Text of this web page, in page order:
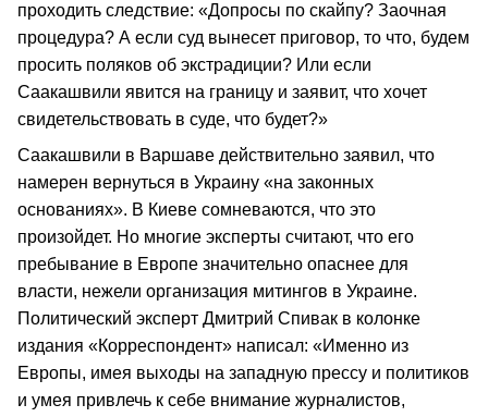
проходить следствие: «Допросы по скайпу? Заочная
процедура? А если суд вынесет приговор, то что, будем
просить поляков об экстрадиции? Или если
Саакашвили явится на границу и заявит, что хочет
свидетельствовать в суде, что будет?»
Саакашвили в Варшаве действительно заявил, что
намерен вернуться в Украину «на законных
основаниях». В Киеве сомневаются, что это
произойдет. Но многие эксперты считают, что его
пребывание в Европе значительно опаснее для
власти, нежели организация митингов в Украине.
Политический эксперт Дмитрий Спивак в колонке
издания «Корреспондент» написал: «Именно из
Европы, имея выходы на западную прессу и политиков
и умея привлечь к себе внимание журналистов,